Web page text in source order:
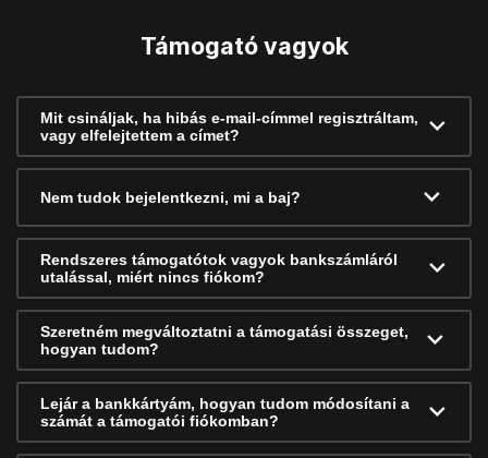
Támogató vagyok
Mit csináljak, ha hibás e-mail-címmel regisztráltam,
vagy elfelejtettem a címet?
Nem tudok bejelentkezni, mi a baj?
Rendszeres támogatótok vagyok bankszámláról
utalással, miért nincs fiókom?
Szeretném megváltoztatni a támogatási összeget,
hogyan tudom?
Lejár a bankkártyám, hogyan tudom módosítani a
számát a támogatói fiókomban?